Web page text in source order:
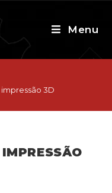
Menu
3D